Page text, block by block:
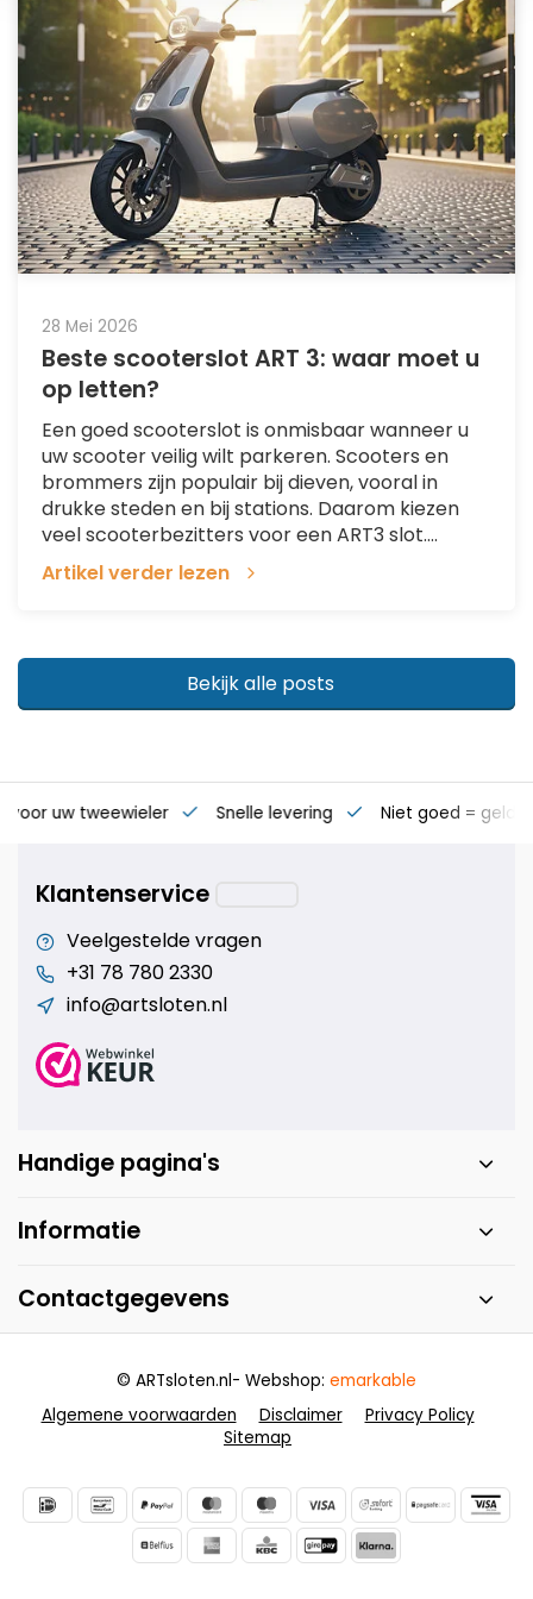
28 Mei 2026
Beste scooterslot ART 3: waar moet u
op letten?
Een goed scooterslot is onmisbaar wanneer u
uw scooter veilig wilt parkeren. Scooters en
brommers zijn populair bij dieven, vooral in
drukke steden en bij stations. Daarom kiezen
veel scooterbezitters voor een ART3 slot....
Artikel verder lezen
Bekijk alle posts
voor uw tweewieler Snelle levering Niet goed = geld
Klantenservice
Veelgestelde vragen
+31 78 780 2330
info@artsloten.nl
Handige pagina's
Informatie
Contactgegevens
Algemene voorwaarden Disclaimer
Privacy Policy
Sitemap
© ARTsloten.nl- Webshop: emarkable